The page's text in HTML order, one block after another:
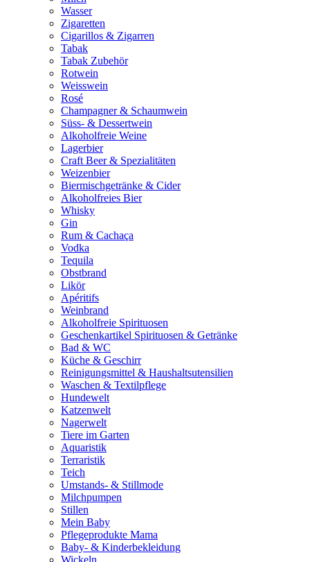
Wasser
Zigaretten
Cigarillos & Zigarren
Tabak
Tabak Zubehör
Rotwein
Weisswein
Rosé
Champagner & Schaumwein
Süss- & Dessertwein
Alkoholfreie Weine
Lagerbier
Craft Beer & Spezialitäten
Weizenbier
Biermischgetränke & Cider
Alkoholfreies Bier
Whisky
Gin
Rum & Cachaça
Vodka
Tequila
Obstbrand
Likör
Apéritifs
Weinbrand
Alkoholfreie Spirituosen
Geschenkartikel Spirituosen & Getränke
Bad & WC
Küche & Geschirr
Reinigungsmittel & Haushaltsutensilien
Waschen & Textilpflege
Hundewelt
Katzenwelt
Nagerwelt
Tiere im Garten
Aquaristik
Terraristik
Teich
Umstands- & Stillmode
Milchpumpen
Stillen
Mein Baby
Pflegeprodukte Mama
Baby- & Kinderbekleidung
Wickeln